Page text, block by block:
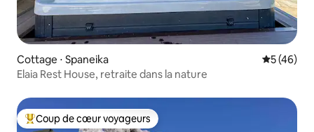
Cottage ⋅ Spaneika
5 (46)
Elaia Rest House, retraite dans la nature
Coups de cœur voyageurs les plus appréciés
Coup de cœur voyageurs